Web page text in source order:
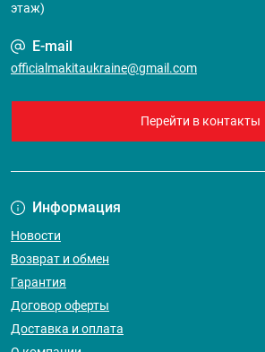
этаж)
E-mail
officialmakitaukraine@gmail.com
Перейти в контакты
Информация
Новости
Возврат и обмен
Гарантия
Договор оферты
Доставка и оплата